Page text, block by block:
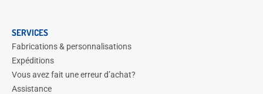
SERVICES
Fabrications & personnalisations
Expéditions
Vous avez fait une erreur d’achat?
Assistance